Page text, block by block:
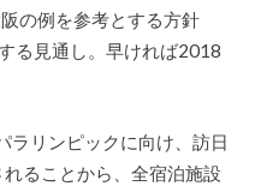
の例を参考とする方針
る見通し。早ければ2018
ラリンピックに向け、訪日
ることから、全宿泊施設